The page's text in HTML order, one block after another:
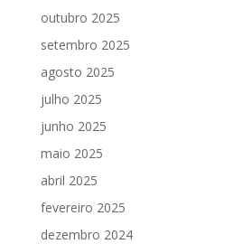
outubro 2025
setembro 2025
agosto 2025
julho 2025
junho 2025
maio 2025
abril 2025
fevereiro 2025
dezembro 2024